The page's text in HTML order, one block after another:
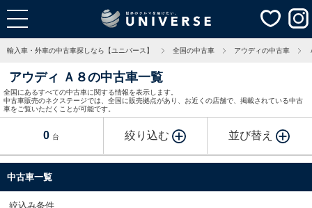
輸入車・外車の中古車探しなら【ユニバース】 全国の中古車 アウディの中古車
アウディ Ａ８の中古車一覧
全国にあるすべての中古車に関する情報を表示します。
中古車販売のネクステージでは、全国に販売拠点があり、お近くの店舗で、掲載されている中古
車をご覧いただくことが可能です。
0 台 絞り込む 並び替え
中古車一覧
絞込み条件